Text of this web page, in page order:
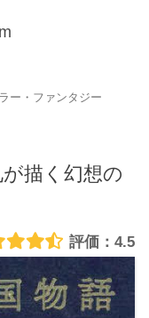
ー・ファンタジー
描く幻想の
4.5